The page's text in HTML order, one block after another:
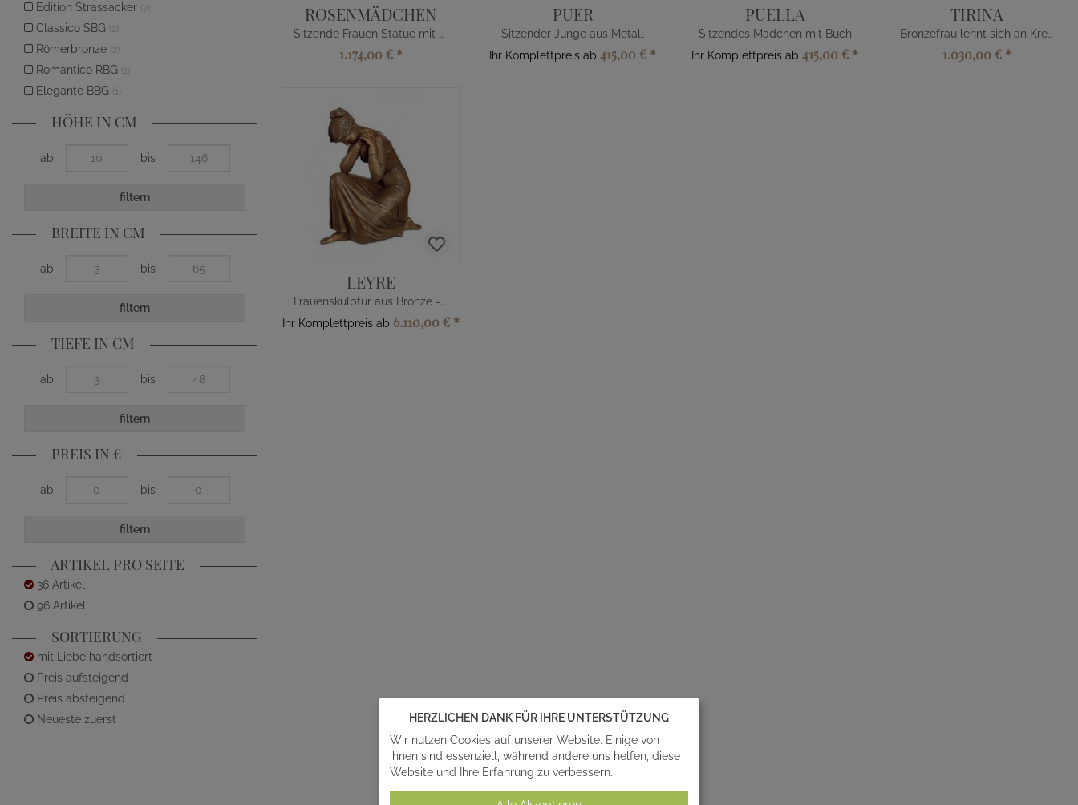
ROSENMÄDCHEN
Sitzende Frauen Statue mit Rosen
1.174,00 € *
PUER
Sitzender Junge aus Metall
Ihr Komplettpreis ab 415,00 € *
PUELLA
Sitzendes Mädchen mit Buch
Ihr Komplettpreis ab 415,00 € *
TIRINA
Bronzefrau lehnt sich an Kreuz
1.030,00 € *
LEYRE
Frauenskulptur aus Bronze - limitiert
Ihr Komplettpreis ab 6.110,00 € *
Edition Strassacker (7)
Classico SBG (2)
Römerbronze (2)
Romantico RBG (1)
Elegante BBG (1)
HÖHE IN CM
ab bis
filtern
BREITE IN CM
ab bis
filtern
TIEFE IN CM
ab bis
filtern
PREIS IN €
ab bis
filtern
ARTIKEL PRO SEITE
36 Artikel
96 Artikel
SORTIERUNG
mit Liebe handsortiert
Preis aufsteigend
Preis absteigend
Neueste zuerst
HERZLICHEN DANK FÜR IHRE UNTERSTÜTZUNG
Wir nutzen Cookies auf unserer Website. Einige von
ihnen sind essenziell, während andere uns helfen, diese
Website und Ihre Erfahrung zu verbessern.